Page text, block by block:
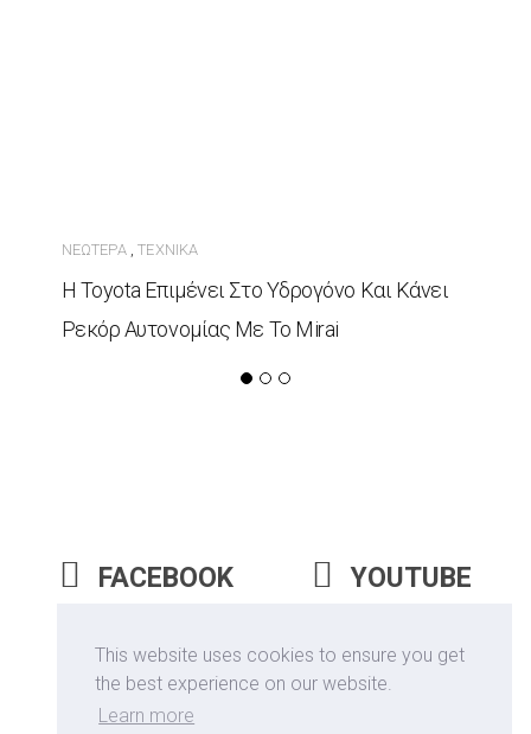
This website uses cookies to ensure you get
the best experience on our website.
Learn more
ΝΕΏΤΕΡΑ,ΤΕΧΝΙΚΆ
Η Toyota Επιμένει Στο Υδρογόνο Και Κάνει
Ρεκόρ Αυτονομίας Με Το Mirai
FACEBOOK
YOUTUBE
INSTAGRAM